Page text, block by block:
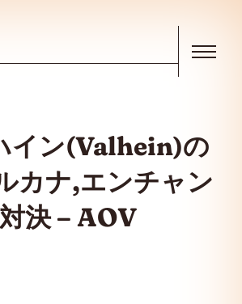
イン(Valhein)の
カナ,エンチャン
決 – AOV